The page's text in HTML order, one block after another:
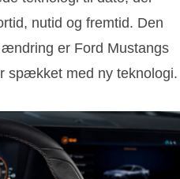
nutid og fremtid. Den
er Ford Mustangs
spækket med ny teknologi.